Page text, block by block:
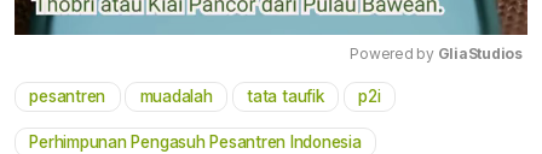
Powered by GliaStudios
pesantren muadalah tata taufik p2i
Perhimpunan Pengasuh Pesantren Indonesia